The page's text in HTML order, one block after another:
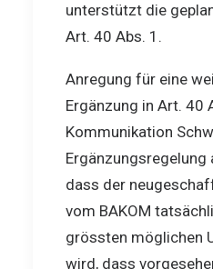
unterstützt die
Art. 40 Abs. 1.
Anregung für eine
Ergänzung in Art. 40
Kommunikation
Ergänzungsregelung
dass der
vom BAKOM
grössten möglichen
wird, dass